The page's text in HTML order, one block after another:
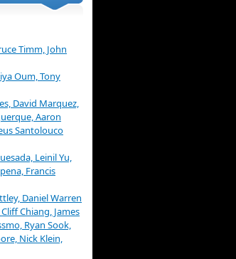
Timm, John
Oum, Tony
David Marquez,
Aaron
Santolouco
Leinil Yu,
Francis
Daniel Warren
Chiang, James
Ryan Sook,
Nick Klein,